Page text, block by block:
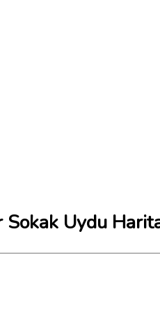
Sokak Uydu